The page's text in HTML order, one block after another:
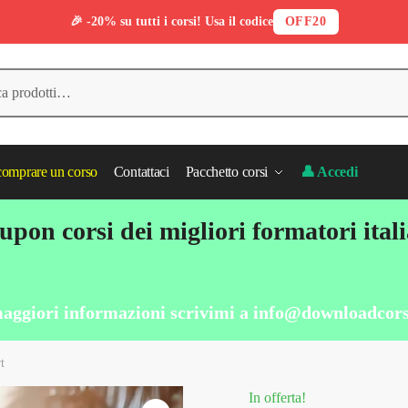
un corso Contattaci Pacchetto corsi 👤 Accedi
corsi dei migliori formatori
informazioni scrivimi a
In offerta!
🎉 -20% su tutti i corsi! Usa il codice OFF20